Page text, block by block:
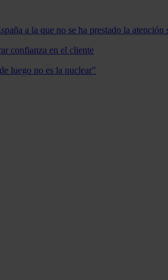
a la que no se ha prestado la atención
confianza en el cliente
luego no es la nuclear"